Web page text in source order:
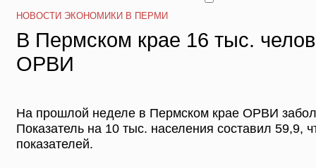
НОВОСТИ ЭКОНОМИКИ В ПЕРМИ
В Пермском крае 16 тыс.
ОРВИ
На прошлой неделе в Пермском крае ОРВИ
Показатель на 10 тыс. населения составил 59,9,
показателей.